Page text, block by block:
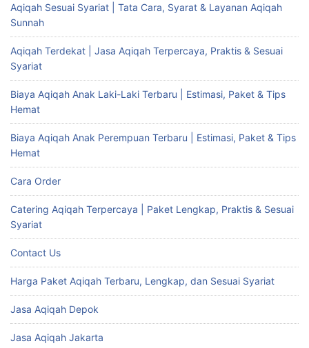
Aqiqah Sesuai Syariat | Tata Cara, Syarat & Layanan Aqiqah
Sunnah
Aqiqah Terdekat | Jasa Aqiqah Terpercaya, Praktis & Sesuai
Syariat
Biaya Aqiqah Anak Laki-Laki Terbaru | Estimasi, Paket & Tips
Hemat
Biaya Aqiqah Anak Perempuan Terbaru | Estimasi, Paket & Tips
Hemat
Cara Order
Catering Aqiqah Terpercaya | Paket Lengkap, Praktis & Sesuai
Syariat
Contact Us
Harga Paket Aqiqah Terbaru, Lengkap, dan Sesuai Syariat
Jasa Aqiqah Depok
Jasa Aqiqah Jakarta